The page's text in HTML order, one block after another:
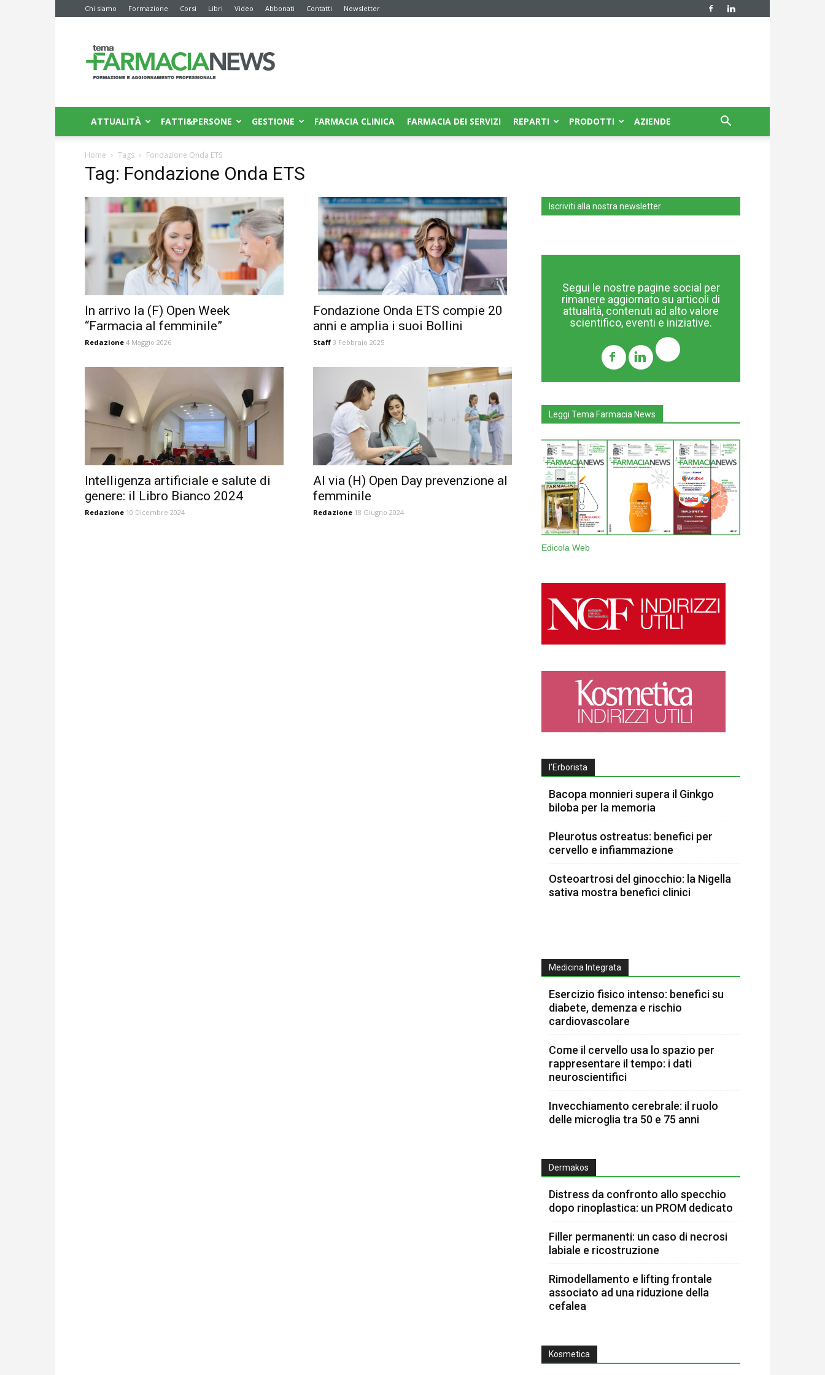
Chi siamo Formazione Corsi Libri Video Abbonati Contatti Newsletter
News
ATTUALITÀ FATTI&PERSONE GESTIONE FARMACIA CLINICA FARMACIA DEI SERVIZI REPARTI PRODOTTI AZIENDE
Home Tags Fondazione Onda ETS
Tag: Fondazione Onda ETS
In arrivo la (F) Open Week
“Farmacia al femminile”
Redazione 4 Maggio 2026
Fondazione Onda ETS compie 20
anni e amplia i suoi Bollini
Staff 3 Febbraio 2025
Intelligenza artificiale e salute di
genere: il Libro Bianco 2024
Redazione 10 Dicembre 2024
Al via (H) Open Day prevenzione al
femminile
Redazione 18 Giugno 2024
Iscriviti alla nostra newsletter
Segui le nostre pagine social per
rimanere aggiornato su articoli di
attualità, contenuti ad alto valore
scientifico, eventi e iniziative.
Leggi Tema Farmacia News
Edicola Web
l’Erborista
Bacopa monnieri supera il Ginkgo
biloba per la memoria
Pleurotus ostreatus: benefici per
cervello e infiammazione
Osteoartrosi del ginocchio: la Nigella
sativa mostra benefici clinici
Medicina Integrata
Esercizio fisico intenso: benefici su
diabete, demenza e rischio
cardiovascolare
Come il cervello usa lo spazio per
rappresentare il tempo: i dati
neuroscientifici
Invecchiamento cerebrale: il ruolo
delle microglia tra 50 e 75 anni
Dermakos
Distress da confronto allo specchio
dopo rinoplastica: un PROM dedicato
Filler permanenti: un caso di necrosi
labiale e ricostruzione
Rimodellamento e lifting frontale
associato ad una riduzione della
cefalea
Kosmetica